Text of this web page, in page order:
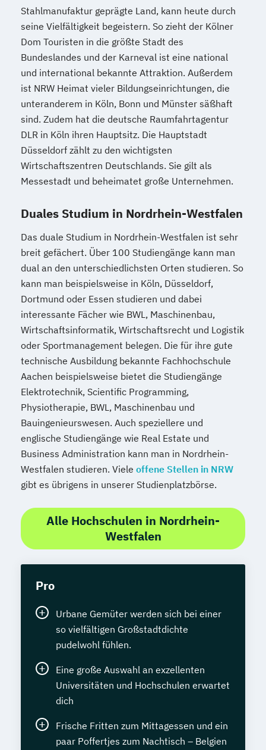
Stahlmanufaktur geprägte Land, kann heute durch
seine Vielfältigkeit begeistern. So zieht der Kölner
Dom Touristen in die größte Stadt des
Bundeslandes und der Karneval ist eine national
und international bekannte Attraktion. Außerdem
ist NRW Heimat vieler Bildungseinrichtungen, die
unteranderem in Köln, Bonn und Münster säßhaft
sind. Zudem hat die deutsche Raumfahrtagentur
DLR in Köln ihren Hauptsitz. Die Hauptstadt
Düsseldorf zählt zu den wichtigsten
Wirtschaftszentren Deutschlands. Sie gilt als
Messestadt und beheimatet große Unternehmen.
Duales Studium in Nordrhein-Westfalen
Das duale Studium in Nordrhein-Westfalen ist sehr
breit gefächert. Über 100 Studiengänge kann man
dual an den unterschiedlichsten Orten studieren. So
kann man beispielsweise in Köln, Düsseldorf,
Dortmund oder Essen studieren und dabei
interessante Fächer wie BWL, Maschinenbau,
Wirtschaftsinformatik, Wirtschaftsrecht und Logistik
oder Sportmanagement belegen. Die für ihre gute
technische Ausbildung bekannte Fachhochschule
Aachen beispielsweise bietet die Studiengänge
Elektrotechnik, Scientific Programming,
Physiotherapie, BWL, Maschinenbau und
Bauingenieurswesen. Auch speziellere und
englische Studiengänge wie Real Estate und
Business Administration kann man in Nordrhein-
Westfalen studieren. Viele offene Stellen in NRW
gibt es übrigens in unserer Studienplatzbörse.
Alle Hochschulen in Nordrhein-
Westfalen
Pro
Urbane Gemüter werden sich bei einer
so vielfältigen Großstadtdichte
pudelwohl fühlen.
Eine große Auswahl an exzellenten
Universitäten und Hochschulen erwartet
dich
Frische Fritten zum Mittagessen und ein
paar Poffertjes zum Nachtisch – Belgien